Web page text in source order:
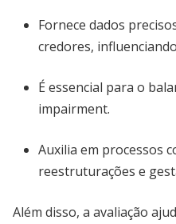
Fornece dados
credores,
É essencial para o
impairment.
Auxilia em processos
reestruturações e
Além disso, a avaliação